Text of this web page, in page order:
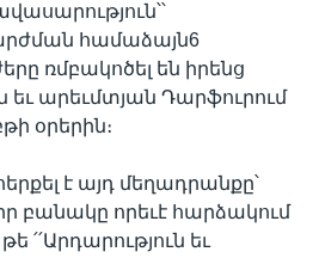
համաձայն6
ռմբակոծել են իրենց
եւ արեւմտյան Դարֆուրում
օրերին։
է այդ մեղադրանքը՝
բանակը որեւէ հարձակում
՛՛Արդարություն եւ